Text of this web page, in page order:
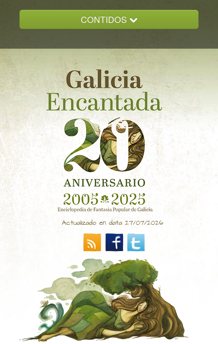
CONTIDOS
GALICIA ENCANTADA
DOCUMENTACION
NOVAS
CONTACTO
Actualizado en data 27/07/2026